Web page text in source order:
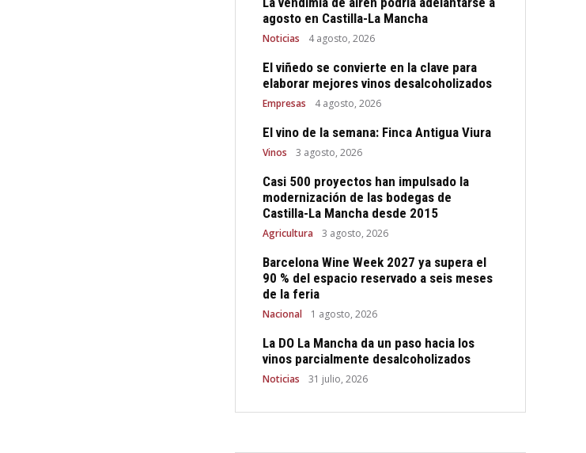
agosto en Castilla-La Mancha
Noticias 4 agosto, 2026
El viñedo se convierte en la clave para
elaborar mejores vinos desalcoholizados
Empresas 4 agosto, 2026
El vino de la semana: Finca Antigua Viura
Vinos 3 agosto, 2026
Casi 500 proyectos han impulsado la
modernización de las bodegas de
Castilla-La Mancha desde 2015
Agricultura 3 agosto, 2026
Barcelona Wine Week 2027 ya supera el
90 % del espacio reservado a seis meses
de la feria
Nacional 1 agosto, 2026
La DO La Mancha da un paso hacia los
vinos parcialmente desalcoholizados
Noticias 31 julio, 2026